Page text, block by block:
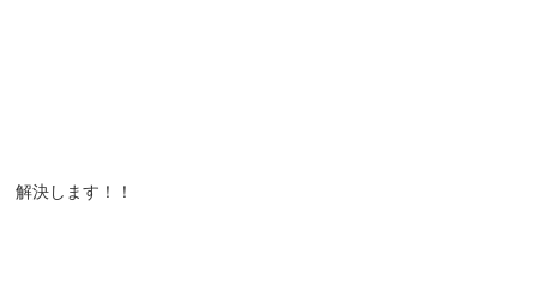
解決します！！